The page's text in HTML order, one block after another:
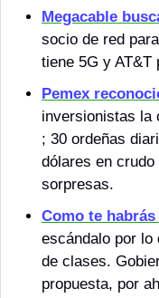
Megacable
socio de red
tiene 5G y AT&T
Pemex
inversionistas la
; 30 ordeñas
dólares en
sorpresas.
Como te
escándalo por lo
de clases.
propuesta, por